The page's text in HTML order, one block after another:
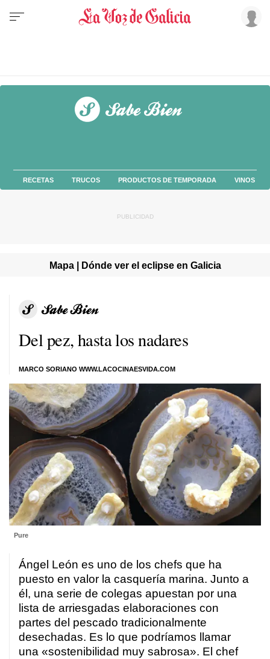
RECETAS TRUCOS PRODUCTOS DE TEMPORADA VINOS
Mapa | Dónde ver el eclipse en Galicia
Del pez, hasta los nadares
MARCO SORIANO WWW.LACOCINAESVIDA.COM
Pure
Ángel León es uno de los chefs que ha
puesto en valor la casquería marina. Junto a
él, una serie de colegas apuestan por una
lista de arriesgadas elaboraciones con
partes del pescado tradicionalmente
desechadas. Es lo que podríamos llamar
una «sostenibilidad muy sabrosa». El chef